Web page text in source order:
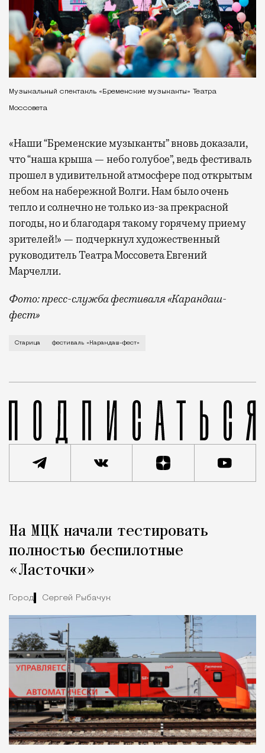
Музыкальный спектакль «Бременские музыканты» Театра
Моссовета
«Наши “Бременские музыканты” вновь доказали,
что “наша крыша — небо голубое”, ведь фестиваль
прошел в удивительной атмосфере под открытым
небом на набережной Волги. Нам было очень
тепло и солнечно не только из-за прекрасной
погоды, но и благодаря такому горячему приему
зрителей!» — подчеркнул художественный
руководитель Театра Моссовета Евгений
Марчелли.
Фото: пресс-служба фестиваля «Карандаш-
фест»
В минувший уикенд маленькая Старица в
Старица фестиваль «Карандаш-фест»
Город
На МЦК начали тестировать
полностью беспилотные
«Ласточки»
Город Сергей Рыбачук